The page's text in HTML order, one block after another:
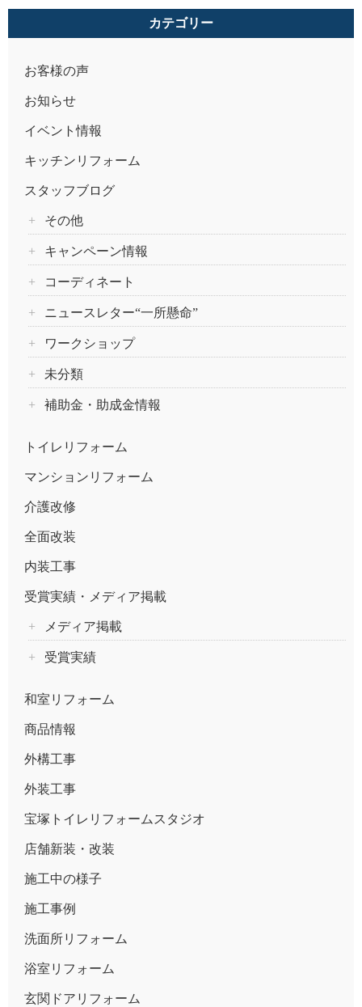
カテゴリー
お客様の声
お知らせ
イベント情報
キッチンリフォーム
スタッフブログ
その他
キャンペーン情報
コーディネート
ニュースレター“一所懸命”
ワークショップ
未分類
補助金・助成金情報
トイレリフォーム
マンションリフォーム
介護改修
全面改装
内装工事
受賞実績・メディア掲載
メディア掲載
受賞実績
和室リフォーム
商品情報
外構工事
外装工事
宝塚トイレリフォームスタジオ
店舗新装・改装
施工中の様子
施工事例
洗面所リフォーム
浴室リフォーム
玄関ドアリフォーム